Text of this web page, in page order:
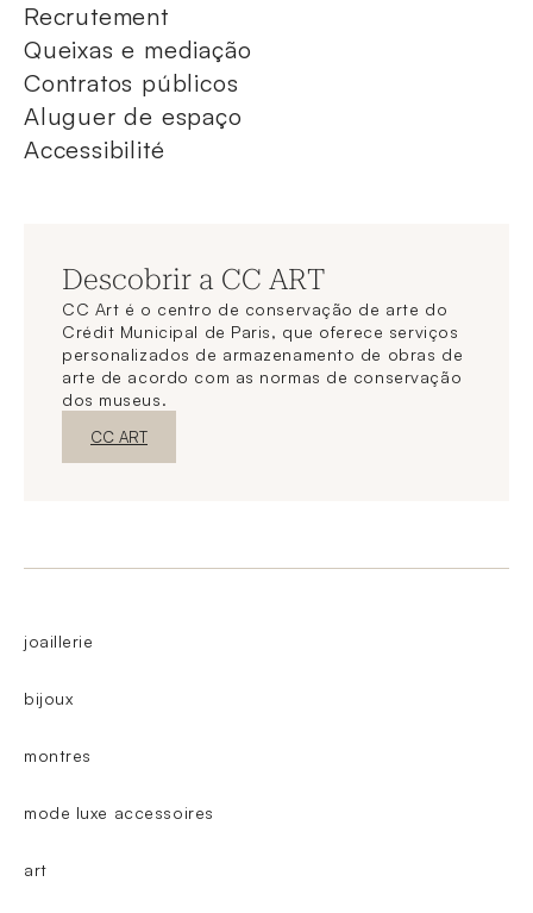
Recrutement
Queixas e mediação
Contratos públicos
Aluguer de espaço
Accessibilité
Descobrir a CC ART
CC Art é o centro de conservação de arte do
Crédit Municipal de Paris, que oferece serviços
personalizados de armazenamento de obras de
arte de acordo com as normas de conservação
dos museus.
Nova janelaDescubra o
CC ART
joaillerie
bijoux
montres
mode luxe accessoires
art